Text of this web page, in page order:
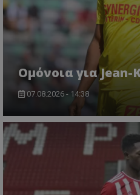
Ομόνοια για Jean-
07.08.2026 - 14:38